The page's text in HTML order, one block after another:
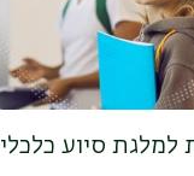
סיוע כלכלי